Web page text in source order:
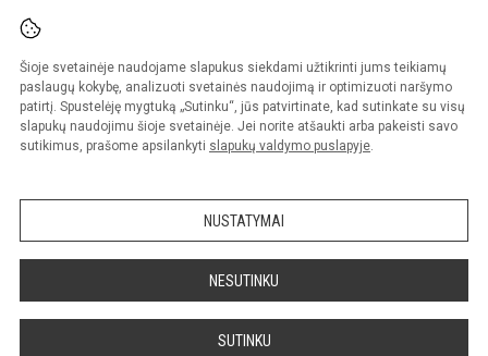
Šioje svetainėje naudojame slapukus siekdami užtikrinti jums teikiamų
paslaugų kokybę, analizuoti svetainės naudojimą ir optimizuoti naršymo
patirtį. Spustelėję mygtuką „Sutinku“, jūs patvirtinate, kad sutinkate su visų
slapukų naudojimu šioje svetainėje. Jei norite atšaukti arba pakeisti savo
sutikimus, prašome apsilankyti slapukų valdymo puslapyje.
NUSTATYMAI
NESUTINKU
SUTINKU
© 2026. Vilniaus Antakalnio gimnazija. Visos teisės saugomos.
Kopijuoti turinį be raštiško gimnazijos sutikimo griežtai draudžiama.
Versija neįgaliesiems Slapukų valdymas